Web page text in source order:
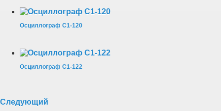
Осциллограф С1-120
Осциллограф С1-122
Следующий